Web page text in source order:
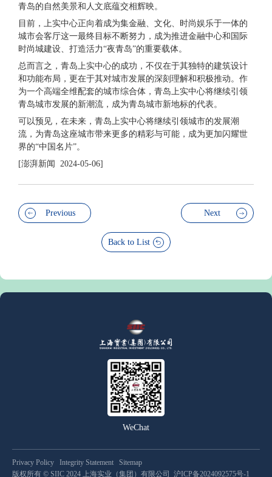
青岛的自然美景和人文底蕴交相辉映。
目前，上实中心正向着成为集金融、文化、时尚娱乐于一体的
城市会客厅这一最终目标不断努力，成为推进金融中心和国际
时尚城建设、打造活力“夜青岛”的重要载体。
总而言之，青岛上实中心的成功，不仅在于其独特的建筑设计
和功能布局，更在于其对城市发展的深刻理解和积极推动。作
为一个高端全维配套的城市综合体，青岛上实中心将继续引领
青岛城市发展的新潮流，成为青岛城市新地标的代表。
可以预见，在未来，青岛上实中心将继续引领城市的发展潮
流，为青岛这座城市带来更多的精彩与可能，成为更加闪耀世
界的“中国名片”。
[澎湃新闻 2024-05-06]
Previous
Back to List
Next
WeChat
版权所有 © SIIC 2024 上海实业（集团）有限公司 沪ICP备2024092575号-1
Privacy Policy Integrity Statement Sitemap